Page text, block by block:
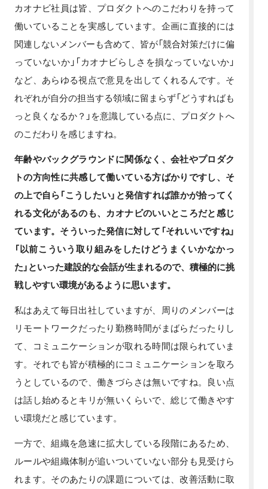
カオナビ社員は皆、プロダクトへのこだわりを持って
働いていることを実感しています。企画に直接的には
関連しないメンバーも含めて、皆が「競合対策だけに偏
っていないか」「カオナビらしさを損なっていないか」
など、あらゆる視点で意見を出してくれるんです。そ
れぞれが自分の担当する領域に留まらず「どうすればも
っと良くなるか？」を意識している点に、プロダクトへ
のこだわりを感じますね。
年齢やバックグラウンドに関係なく、会社やプロダク
トの方向性に共感して働いている方ばかりですし、そ
の上で自ら「こうしたい」と発信すれば誰かが拾ってく
れる文化があるのも、カオナビのいいところだと感じ
ています。そういった発信に対して「それいいですね」
「以前こういう取り組みをしたけどうまくいかなかっ
た」といった建設的な会話が生まれるので、積極的に挑
戦しやすい環境があるように思います。
私はあえて毎日出社していますが、周りのメンバーは
リモートワークだったり勤務時間がまばらだったりし
て、コミュニケーションが取れる時間は限られていま
す。それでも皆が積極的にコミュニケーションを取ろ
うとしているので、働きづらさは無いですね。良い点
は話し始めるとキリが無いくらいで、総じて働きやす
い環境だと感じています。
一方で、組織を急速に拡大している段階にあるため、
ルールや組織体制が追いついていない部分も見受けら
れます。そのあたりの課題については、改善活動に取